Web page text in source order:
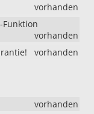
vorhanden
Funktion
vorhanden
vorhanden
vorhanden